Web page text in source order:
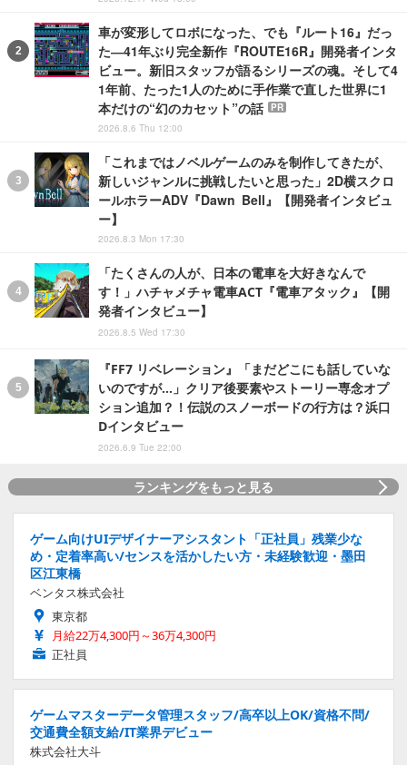
車が変形してロボになった、でも『ルート16』だっ
た―41年ぶり完全新作『ROUTE16R』開発者インタ
ビュー。新旧スタッフが語るシリーズの魂。そして4
1年前、たった1人のために手作業で直した世界に1
本だけの“幻のカセット”の話
PR
2026.8.6 Thu 12:00
「これまではノベルゲームのみを制作してきたが、
新しいジャンルに挑戦したいと思った」2D横スクロ
ールホラーADV『Dawn Bell』【開発者インタビュ
ー】
2026.8.3 Mon 17:30
「たくさんの人が、日本の電車を大好きなんで
す！」ハチャメチャ電車ACT『電車アタック』【開
発者インタビュー】
2026.8.5 Wed 17:30
『FF7 リベレーション』「まだどこにも話していな
いのですが…」クリア後要素やストーリー専念オプ
ション追加？！伝説のスノーボードの行方は？浜口
Dインタビュー
2026.6.9 Tue 22:00
ランキングをもっと見る
ゲーム向けUIデザイナーアシスタント「正社員」残業少な
め・定着率高い/センスを活かしたい方・未経験歓迎・墨田
区江東橋
ベンタス株式会社
東京都
月給22万4,300円～36万4,300円
正社員
ゲームマスターデータ管理スタッフ/高卒以上OK/資格不問/
交通費全額支給/IT業界デビュー
株式会社大斗